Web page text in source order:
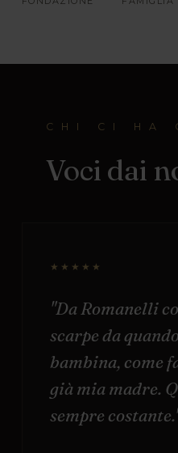
CHI CI HA
Voci dai
★★★★★
"Da Romanelli
scarpe da
bambina, come
già mia madre.
sempre